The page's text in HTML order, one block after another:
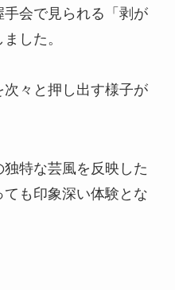
会で見られる「剥が
した。
々と押し出す様子が
特な芸風を反映した
も印象深い体験とな